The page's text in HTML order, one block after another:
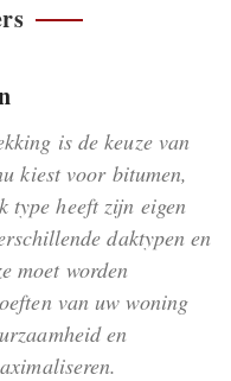
is de keuze van
kiest voor bitumen,
type heeft zijn eigen
daktypen en
moet worden
van uw woning
en